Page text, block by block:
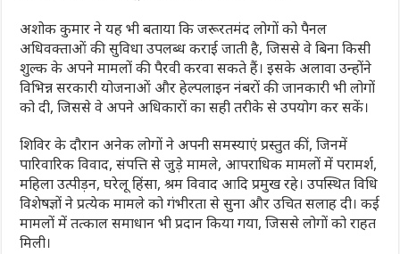
अशोक कुमार ने यह भी बताया कि जरूरतमंद लोगों को पैनल
अधिवक्ताओं की सुविधा उपलब्ध कराई जाती है, जिससे वे बिना किसी
शुल्क के अपने मामलों की पैरवी करवा सकते हैं। इसके अलावा उन्होंने
विभिन्न सरकारी योजनाओं और हेल्पलाइन नंबरों की जानकारी भी लोगों
को दी, जिससे वे अपने अधिकारों का सही तरीके से उपयोग कर सकें।
शिविर के दौरान अनेक लोगों ने अपनी समस्याएं प्रस्तुत कीं, जिनमें
पारिवारिक विवाद, संपत्ति से जुड़े मामले, आपराधिक मामलों में परामर्श,
महिला उत्पीड़न, घरेलू हिंसा, श्रम विवाद आदि प्रमुख रहे। उपस्थित विधि
विशेषज्ञों ने प्रत्येक मामले को गंभीरता से सुना और उचित सलाह दी। कई
मामलों में तत्काल समाधान भी प्रदान किया गया, जिससे लोगों को राहत
मिली।